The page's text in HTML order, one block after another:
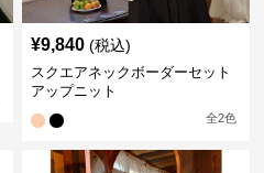
¥9,840 (税込)
スクエアネックボーダーセット
アップニット
全2色